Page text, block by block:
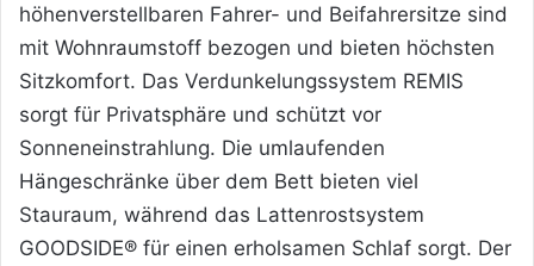
höhenverstellbaren Fahrer- und Beifahrersitze sind
mit Wohnraumstoff bezogen und bieten höchsten
Sitzkomfort. Das Verdunkelungssystem REMIS
sorgt für Privatsphäre und schützt vor
Sonneneinstrahlung. Die umlaufenden
Hängeschränke über dem Bett bieten viel
Stauraum, während das Lattenrostsystem
GOODSIDE® für einen erholsamen Schlaf sorgt. Der